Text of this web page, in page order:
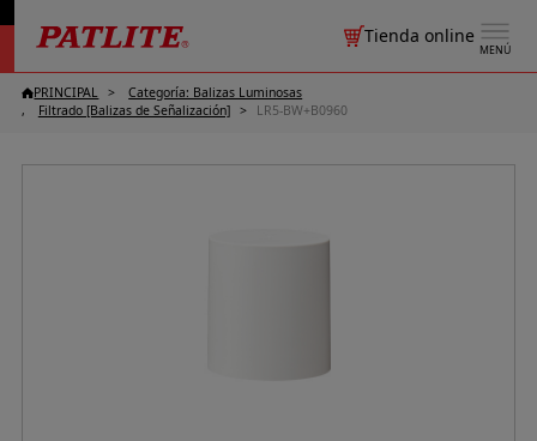
MENÚ
Tienda online
PRINCIPAL
Categoría: Balizas Luminosas
Filtrado [Balizas de Señalización]
LR5-BW+B0960